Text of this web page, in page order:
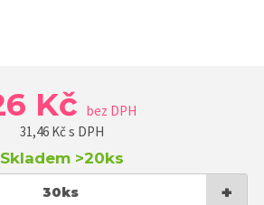
Kč bez DPH
31,46Kč s DPH
Skladem >20ks
30ks +